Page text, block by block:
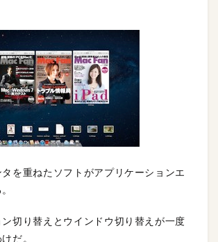
を重ねたソフトがアプリケーションエ
切り替えとウインドウ切り替えが一度
だ。